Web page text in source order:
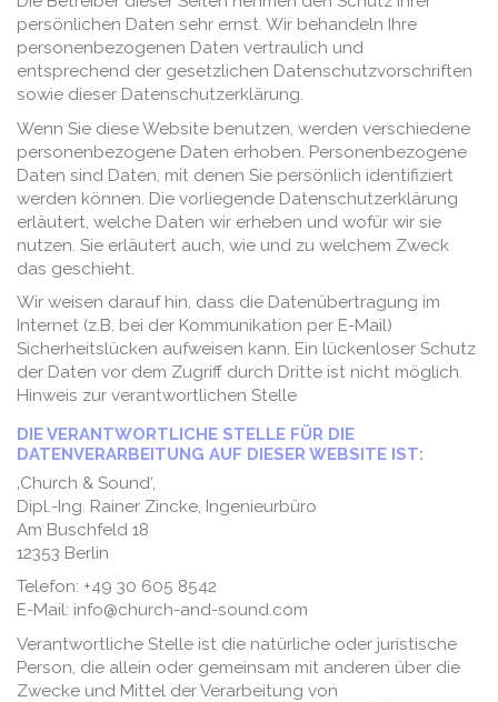
persönlichen Daten sehr ernst. Wir behandeln Ihre
personenbezogenen Daten vertraulich und
entsprechend der gesetzlichen Datenschutzvorschriften
sowie dieser Datenschutzerklärung.
Wenn Sie diese Website benutzen, werden verschiedene
personenbezogene Daten erhoben. Personenbezogene
Daten sind Daten, mit denen Sie persönlich identifiziert
werden können. Die vorliegende Datenschutzerklärung
erläutert, welche Daten wir erheben und wofür wir sie
nutzen. Sie erläutert auch, wie und zu welchem Zweck
das geschieht.
Wir weisen darauf hin, dass die Datenübertragung im
Internet (z.B. bei der Kommunikation per E-Mail)
Sicherheitslücken aufweisen kann. Ein lückenloser Schutz
der Daten vor dem Zugriff durch Dritte ist nicht möglich.
Hinweis zur verantwortlichen Stelle
DIE VERANTWORTLICHE STELLE FÜR DIE
DATENVERARBEITUNG AUF DIESER WEBSITE IST:
‚Church & Sound‘,
Dipl.-Ing. Rainer Zincke, Ingenieurbüro
Am Buschfeld 18
12353 Berlin
Telefon: +49 30 605 8542
E-Mail: info@church-and-sound.com
Verantwortliche Stelle ist die natürliche oder juristische
Person, die allein oder gemeinsam mit anderen über die
Zwecke und Mittel der Verarbeitung von